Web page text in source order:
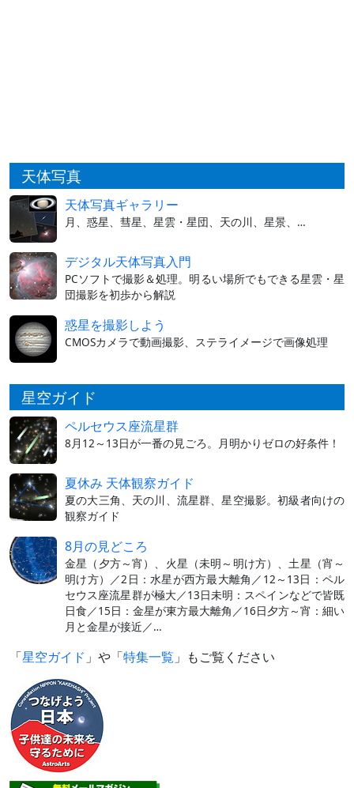
天体写真
天体写真ギャラリー
月、惑星、彗星、星雲・星団、天の川、星景、…
デジタル天体写真入門
PCソフトで撮影＆処理。明るい場所でもできる星雲・星
団撮影を初歩から解説
惑星を撮影しよう
CMOSカメラで動画撮影、ステライメージで画像処理
星空ガイド
ペルセウス座流星群
8月12～13日が一番の見ごろ。月明かりゼロの好条件！
夏休み 天体観察ガイド
夏の大三角、天の川、流星群、星空撮影。初級者向けの
観察ガイド
8月の見どころ
金星（夕方～宵）、火星（未明～明け方）、土星（宵～
明け方）／2日：水星が西方最大離角／12～13日：ペル
セウス座流星群が極大／13日未明：スペインなどで皆既
日食／15日：金星が東方最大離角／16日夕方～宵：細い
月と金星が接近／…
「星空ガイド 」や「特集一覧 」もご覧ください